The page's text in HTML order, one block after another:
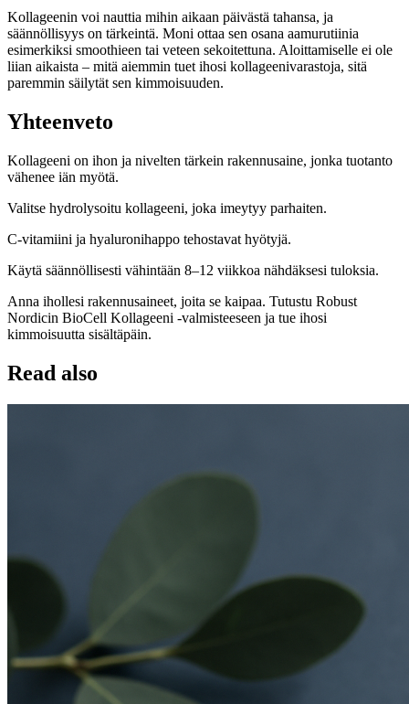
Kollageenin voi nauttia mihin aikaan päivästä tahansa, ja
säännöllisyys on tärkeintä. Moni ottaa sen osana aamurutiinia
esimerkiksi smoothieen tai veteen sekoitettuna. Aloittamiselle ei ole
liian aikaista – mitä aiemmin tuet ihosi kollageenivarastoja, sitä
paremmin säilytät sen kimmoisuuden.
Yhteenveto
Kollageeni on ihon ja nivelten tärkein rakennusaine, jonka tuotanto
vähenee iän myötä.
Valitse hydrolysoitu kollageeni, joka imeytyy parhaiten.
C-vitamiini ja hyaluronihappo tehostavat hyötyjä.
Käytä säännöllisesti vähintään 8–12 viikkoa nähdäksesi tuloksia.
Anna ihollesi rakennusaineet, joita se kaipaa. Tutustu Robust
Nordicin BioCell Kollageeni -valmisteeseen ja tue ihosi
kimmoisuutta sisältäpäin.
Read also